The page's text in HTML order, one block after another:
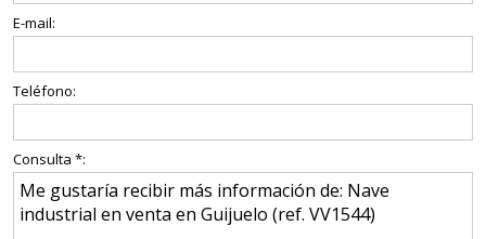
E-mail:
Teléfono:
Consulta *: